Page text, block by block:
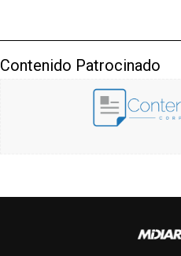
Contenido Patrocinado